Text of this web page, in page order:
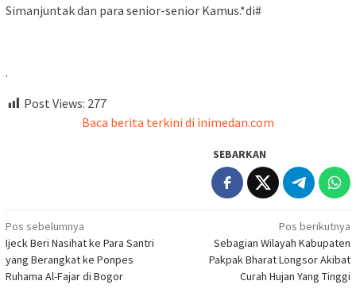
Simanjuntak dan para senior-senior Kamus.*di#
.
Post Views: 277
Baca berita terkini di inimedan.com
SEBARKAN
Navigasi
pos
Pos sebelumnya
Ijeck Beri Nasihat ke Para Santri
yang Berangkat ke Ponpes
Ruhama Al-Fajar di Bogor
Pos berikutnya
Sebagian Wilayah Kabupaten
Pakpak Bharat Longsor Akibat
Curah Hujan Yang Tinggi